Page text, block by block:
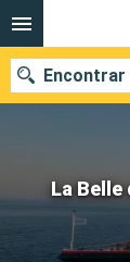
La
Encontrar
Nuestros
Fecha de